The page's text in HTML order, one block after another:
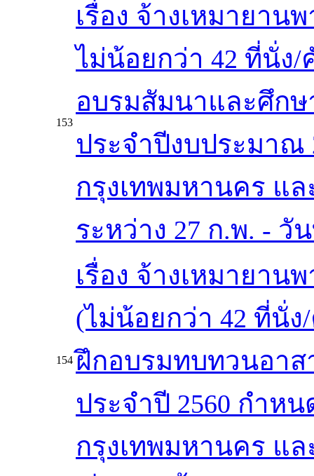
153
เรื่อง จ้างเหมายา
ไม่น้อยกว่า 42 ที่นั่ง
อบรมสัมนาและศึก
ประจำปีงบประมาณ
กรุงเทพมหานคร แ
ระหว่าง 27 ก.พ. - วั
154
เรื่อง จ้างเหมายา
(ไม่น้อยกว่า 42 ที่นั่
ฝึกอบรมทบทวนอาส
ประจำปี 2560 กำห
กรุงเทพมหานคร แ